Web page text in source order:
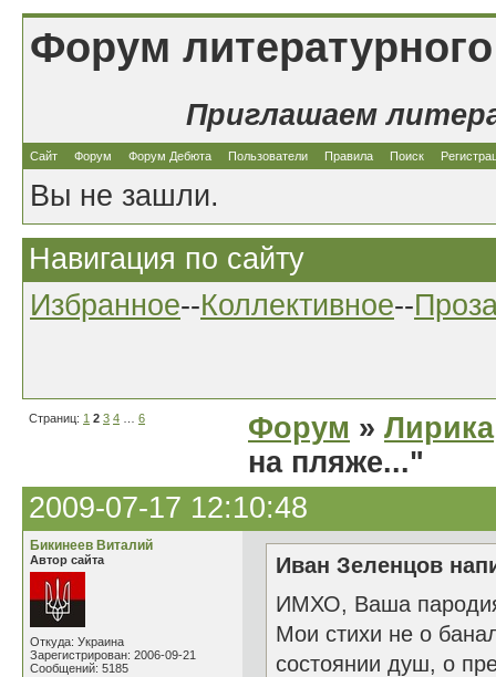
Форум
Приглашаем
Сайт Форум Форум Дебюта Пользователи Правила Поиск
Вы не зашли.
Навигация по сайту
Избранное--Коллективное--
Страниц: 1 2 3 4 6 Форум » Лирика
на пляже..."
2009-07-17 12:10:48
Бикинеев Виталий
Автор сайта
Откуда: Украина
Зарегистрирован: 2006-09-21
Сообщений: 5185
Иван Зеленцов
ИМХО, Ваша пародия
Мои стихи не о
состоянии душ, о